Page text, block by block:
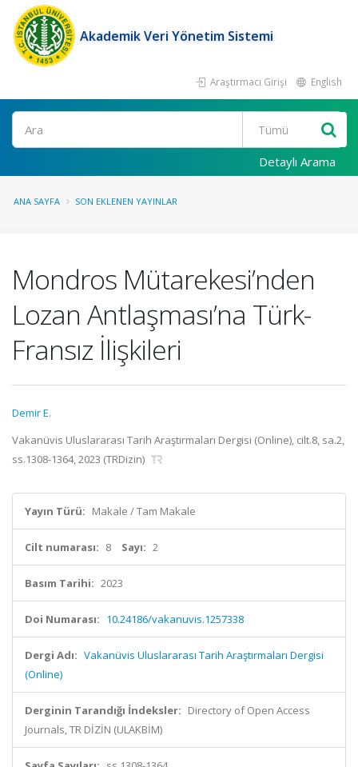
Akademik Veri Yönetim Sistemi
Araştırmacı Girişi English
Ara
Detaylı Arama
ANA SAYFA SON EKLENEN YAYINLAR
Mondros Mütarekesi’nden
Lozan Antlaşması’na Türk-
Fransız İlişkileri
Demir E.
Vakanüvis Uluslararası Tarih Araştırmaları Dergisi (Online), cilt.8, sa.2,
ss.1308-1364, 2023 (TRDizin)
Yayın Türü: Makale / Tam Makale
Cilt numarası: 8 Sayı: 2
Basım Tarihi: 2023
Doi Numarası: 10.24186/vakanuvis.1257338
Dergi Adı: Vakanüvis Uluslararası Tarih Araştırmaları Dergisi
(Online)
Derginin Tarandığı İndeksler: Directory of Open Access
Journals, TR DİZİN (ULAKBİM)